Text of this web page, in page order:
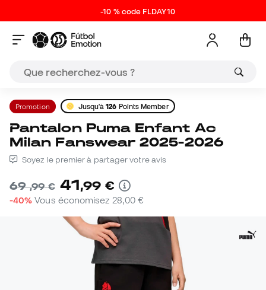
-10 % code FLDAY10
Promotion Jusqu'à126 Points Member
Pantalon Puma Enfant Ac
Milan Fanswear 2025-2026
Soyez le premier à partager votre avis
69,99 € 41,99 €
-40% Vous économisez 28,00 €